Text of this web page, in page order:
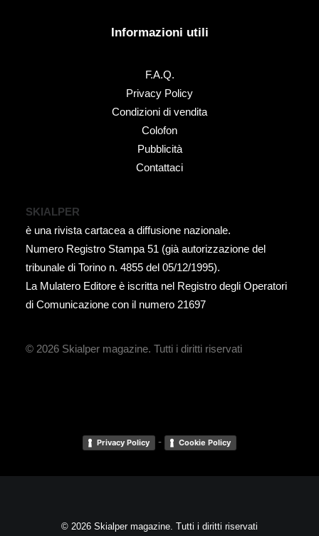
Informazioni utili
F.A.Q.
Privacy Policy
Condizioni di vendita
Colofon
Pubblicità
Contattaci
SKIALPER
è una rivista cartacea a diffusione nazionale.
Numero Registro Stampa 51 (già autorizzazione del
tribunale di Torino n. 4855 del 05/12/1995).
La Mulatero Editore è iscritta nel Registro degli Operatori
di Comunicazione con il numero 21697
© 2026 Skialper magazine. Tutti i diritti riservati
Privacy Policy - Cookie Policy
© 2026 Skialper magazine. Tutti i diritti riservati